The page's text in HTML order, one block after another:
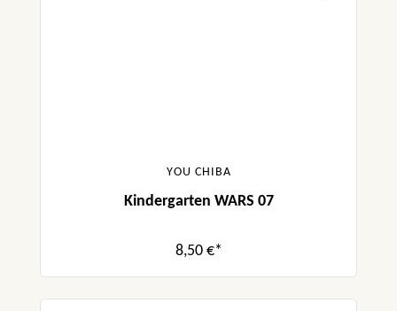
YOU CHIBA
Kindergarten WARS 07
8,50 €*